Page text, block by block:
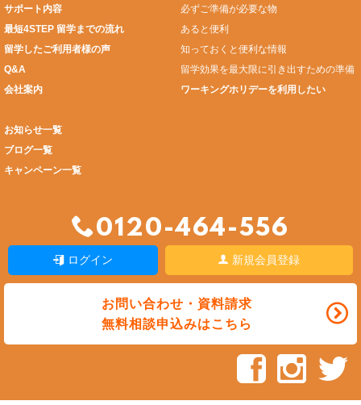
サポート内容
最短4STEP 留学までの流れ
留学したご利用者様の声
Q&A
会社案内
必ずご準備が必要な物
あると便利
知っておくと便利な情報
留学効果を最大限に引き出すための準備
ワーキングホリデーを利用したい
お知らせ一覧
ブログ一覧
キャンペーン一覧
0120-464-556
ログイン 新規会員登録
お問い合わせ・資料請求
無料相談申込みはこちら